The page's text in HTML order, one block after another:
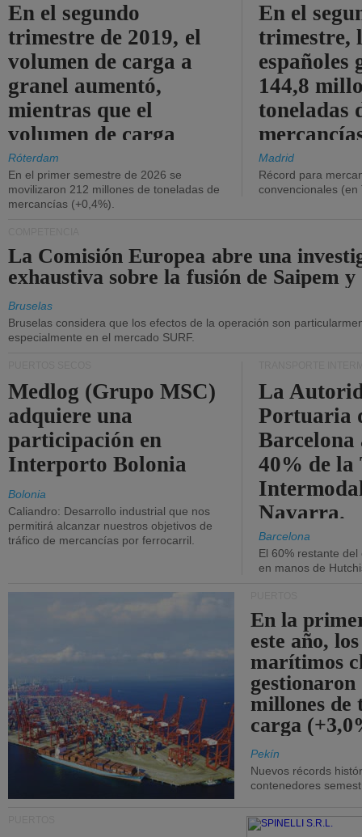
En el segundo
trimestre de 2019, el
volumen de carga a
granel aumentó,
mientras que el
volumen de carga
general disminuyó.
Róterdam
En el primer semestre de 2026 se
movilizaron 212 millones de toneladas de
mercancías (+0,4%).
En el
trimestre,
españoles
144,8
toneladas
Madrid
Récord para
convencionales (en
La Comisión Europea abre una
exhaustiva sobre la fusión de Saipem y
Bruselas
Bruselas considera que los efectos de la operación son
especialmente en el mercado SURF.
Medlog (Grupo MSC)
adquiere una
participación en
Interporto Bolonia
Bolonia
Caliandro: Desarrollo industrial que nos
permitirá alcanzar nuestros objetivos de
tráfico de mercancías por ferrocarril.
La
Portuaria
40% de la
Navarra.
Barcelona
El 60% restante
en manos de
En la
este año,
marítimos
gestionaron
millones de
carga
Pekín
Nuevos récords
contenedores